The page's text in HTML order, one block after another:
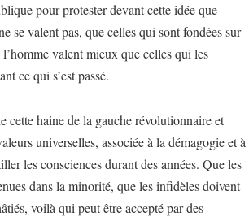
pour protester devant cette idée que
se valent pas, que celles qui sont fondées sur
valent mieux que celles qui les
ce qui s’est passé.
cette haine de la gauche révolutionnaire et
universelles, associée à la démagogie et à
les consciences durant des années. Que les
dans la minorité, que les infidèles doivent
voilà qui peut être accepté par des